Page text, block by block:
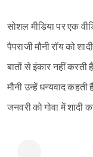
सोशल मीडिया पर एक
पैपराजी मौनी रॉय को
बातों से इंकार नहीं
मौनी उन्हें धन्यवाद
जनवरी को गोवा में शादी